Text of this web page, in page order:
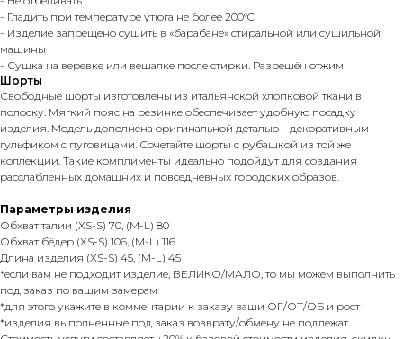
- Гладить при температуре утюга не более 200°C
- Изделие запрещено сушить в «барабане» стиральной или сушильной
машины
- Сушка на веревке или вешалке после стирки. Разрешён отжим
Шорты
Свободные шорты изготовлены из итальянской хлопковой ткани в
полоску. Мягкий пояс на резинке обеспечивает удобную посадку
изделия. Модель дополнена оригинальной деталью – декоративным
гульфиком с пуговицами. Сочетайте шорты с рубашкой из той же
коллекции. Такие комплименты идеально подойдут для создания
расслабленных домашних и повседневных городских образов.
Параметры изделия
Обхват талии (XS-S) 70, (M-L) 80
Обхват бёдер (XS-S) 106, (M-L) 116
Длина изделия (XS-S) 45, (M-L) 45
*если вам не подходит изделие, ВЕЛИКО/МАЛО, то мы можем выполнить
под заказ по вашим замерам
*для этого укажите в комментарии к заказу ваши ОГ/ОТ/ОБ и рост
*изделия выполненные под заказ возврату/обмену не подлежат